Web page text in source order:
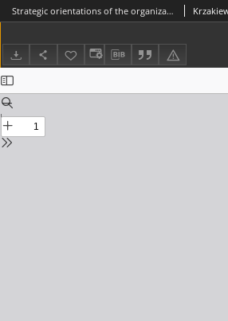
Strategic orientations of the organization - entrepreneurial, market and organizational learning = Strategiczna orientacja organizacji